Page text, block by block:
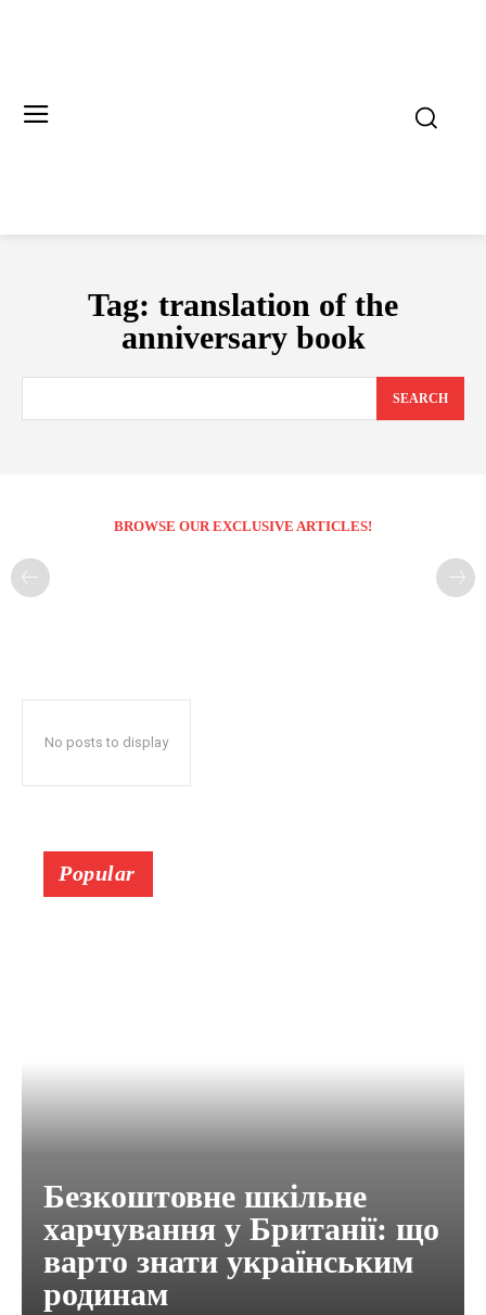
Tag: translation of the
anniversary book
SEARCH
BROWSE OUR EXCLUSIVE ARTICLES!
No posts to display
Popular
Безкоштовне шкільне
харчування у Британії: що
варто знати українським
родинам